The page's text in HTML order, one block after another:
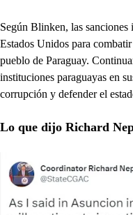
Según Blinken, las sanciones
Estados Unidos para
pueblo de Paraguay.
instituciones paraguayas en
corrupción y defender el
Lo que dijo Richard